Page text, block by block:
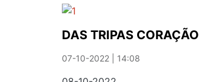
RECEBE
INTERNACIONAL
DAS TRIPAS CORAÇÃO
07-10-2022 | 14:08